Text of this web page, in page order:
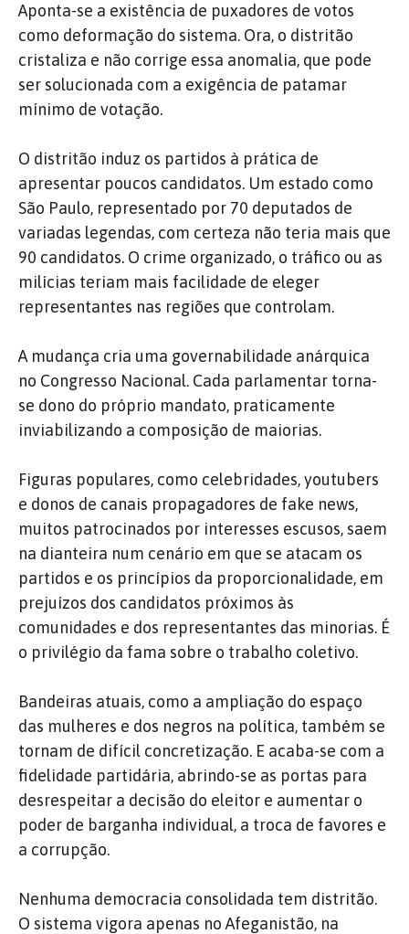
Aponta-se a existência de puxadores de votos
como deformação do sistema. Ora, o distritão
cristaliza e não corrige essa anomalia, que pode
ser solucionada com a exigência de patamar
mínimo de votação.
O distritão induz os partidos à prática de
apresentar poucos candidatos. Um estado como
São Paulo, representado por 70 deputados de
variadas legendas, com certeza não teria mais que
90 candidatos. O crime organizado, o tráfico ou as
milícias teriam mais facilidade de eleger
representantes nas regiões que controlam.
A mudança cria uma governabilidade anárquica
no Congresso Nacional. Cada parlamentar torna-
se dono do próprio mandato, praticamente
inviabilizando a composição de maiorias.
Figuras populares, como celebridades, youtubers
e donos de canais propagadores de fake news,
muitos patrocinados por interesses escusos, saem
na dianteira num cenário em que se atacam os
partidos e os princípios da proporcionalidade, em
prejuízos dos candidatos próximos às
comunidades e dos representantes das minorias. É
o privilégio da fama sobre o trabalho coletivo.
Bandeiras atuais, como a ampliação do espaço
das mulheres e dos negros na política, também se
tornam de difícil concretização. E acaba-se com a
fidelidade partidária, abrindo-se as portas para
desrespeitar a decisão do eleitor e aumentar o
poder de barganha individual, a troca de favores e
a corrupção.
Nenhuma democracia consolidada tem distritão.
O sistema vigora apenas no Afeganistão, na